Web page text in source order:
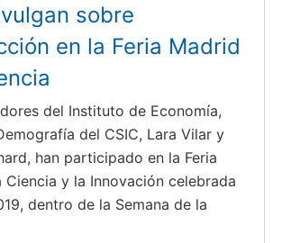
sobre
en la Feria Madrid
del Instituto de Economía,
del CSIC, Lara Vilar y
han participado en la Feria
y la Innovación celebrada
dentro de la Semana de la